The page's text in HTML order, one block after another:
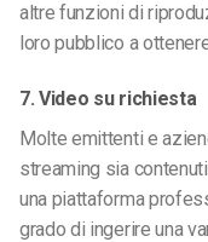
altre funzioni di
loro pubblico a
7. Video su richiesta
Molte emittenti e
streaming sia
una piattaforma
grado di ingerire una